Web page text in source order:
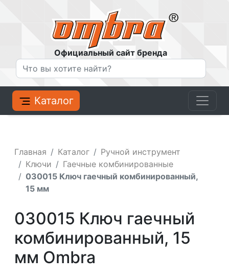
Официальный сайт бренда
Каталог
Главная Каталог
Ручной инструмент
Ключи
Гаечные комбинированные
030015 Ключ гаечный комбинированный,
15 мм
030015 Ключ гаечный
комбинированный, 15
мм Ombra